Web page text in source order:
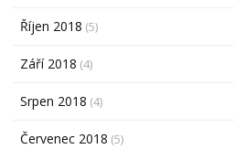
Říjen 2018 (5)
Září 2018 (4)
Srpen 2018 (4)
Červenec 2018 (5)